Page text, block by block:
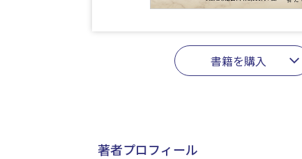
書籍を購入
著者プロフィール